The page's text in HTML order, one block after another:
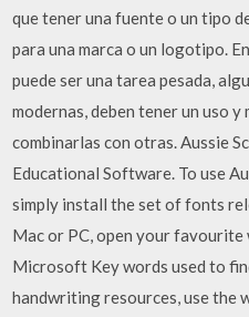
que tener una fuente o un tipo
para una marca o un logotipo.
puede ser una tarea pesada,
modernas, deben tener un uso
combinarlas con otras. Aussie
Educational Software. To use
simply install the set of fonts
Mac or PC, open your
Microsoft Key words used to
handwriting resources, use the